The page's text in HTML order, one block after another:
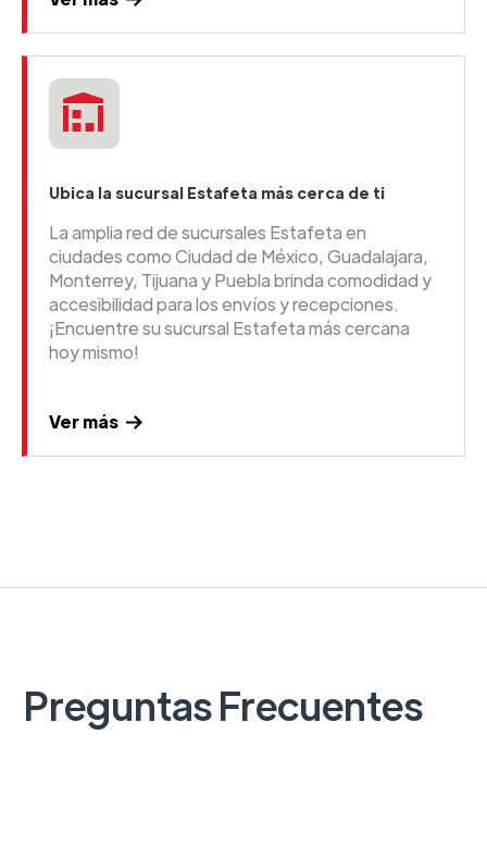
Ubica la sucursal Estafeta más cerca de ti
La amplia red de sucursales Estafeta en
ciudades como Ciudad de México, Guadalajara,
Monterrey, Tijuana y Puebla brinda comodidad y
accesibilidad para los envíos y recepciones.
¡Encuentre su sucursal Estafeta más cercana
hoy mismo!
Ver más
Preguntas Frecuentes